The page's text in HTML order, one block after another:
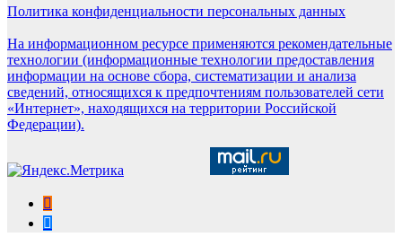
Политика конфиденциальности персональных данных
На информационном ресурсе применяются рекомендательные
технологии (информационные технологии предоставления
информации на основе сбора, систематизации и анализа
сведений, относящихся к предпочтениям пользователей сети
«Интернет», находящихся на территории Российской
Федерации).